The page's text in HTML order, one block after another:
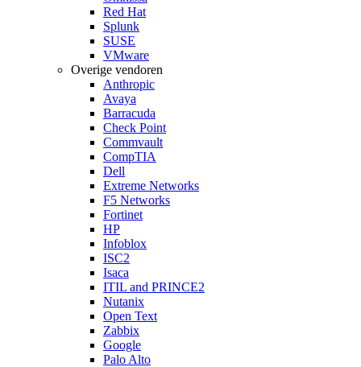
Red Hat
Splunk
SUSE
VMware
Overige vendoren
Anthropic
Avaya
Barracuda
Check Point
Commvault
CompTIA
Dell
Extreme Networks
F5 Networks
Fortinet
HP
Infoblox
ISC2
Isaca
ITIL and PRINCE2
Nutanix
Open Text
Zabbix
Google
Palo Alto